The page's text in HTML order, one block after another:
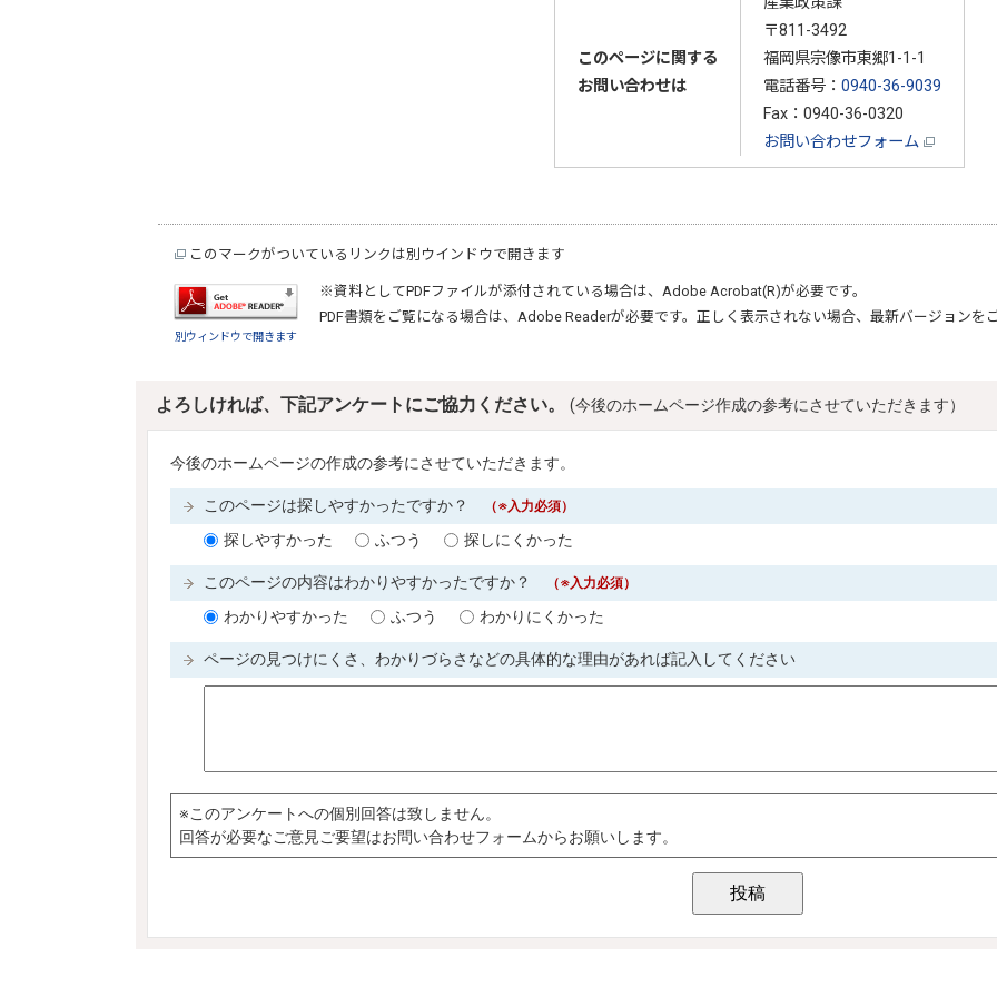
このページに関する
お問い合わせは
〒811-3492
福岡県宗像市東郷1-1-1
電話番号： 0940-36-9039
Fax：0940-36-0320
お問い合わせフォーム
このマークがついているリンクは別ウインドウで開きます
別ウィンドウで開きます
※資料としてPDFファイルが添付されている場合は、 Adobe Acrobat(R)が必要です。
PDF書類をご覧になる場合は、 Adobe Readerが必要です。正しく表示されない場合、最新バージョンを